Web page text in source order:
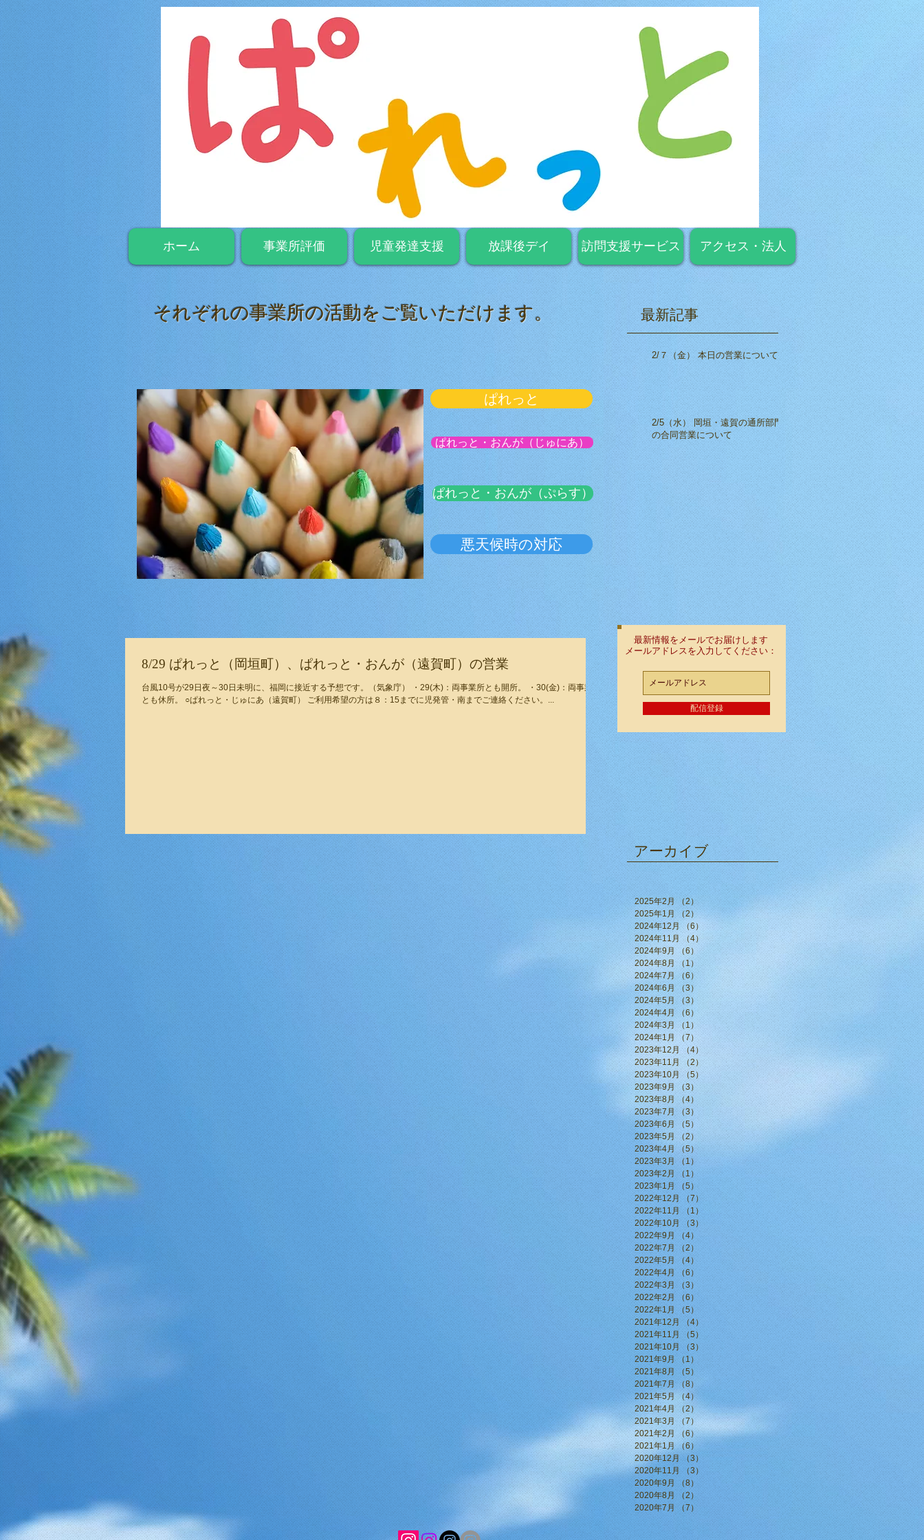
ホーム 事業所評価 児童発達支援 放課後デイ 訪問支援サービス アクセス・法人
​それぞれの事業所の活動をご覧いただけます。 ​最新記事
ぱれっと
ぱれっと・おんが（じゅにあ）
ぱれっと・おんが（ぷらす）
悪天候時の対応
2/７（金） 本日の営業について
2/5（水） 岡垣・遠賀の通所部門
の合同営業について
8/29 ぱれっと（岡垣町）、ぱれっと・おんが（遠賀町）の営業
台風10号が29日夜～30日未明に、福岡に接近する予想です。（気象庁） ・29(木)：両事業所とも開所。 ・30(金)：両事業所
とも休所。 ○ぱれっと・じゅにあ（遠賀町） ご利用希望の方は８：15までに児発管・南までご連絡ください。...
最新情報をメールでお届けします
メールアドレスを入力してください：
配信登録
アーカイブ
2025年2月 （2） 2件の記事
2025年1月 （2）
2件の記事
2024年12月 （6）6件の記事
2024年11月 （4） 4件の記事
2024年9月 （6） 6件の記事
2024年8月
（1） 1件の記事
2024年7月 （6） 6件の記事
2024年6月
（3） 3件の記事
2024年5月
（3） 3件の記事
2024年4月 （6） 6件の記事
2024年3月 （1） 1件の記事
2024年1月 （7） 7件の記事
2023年12月 （4） 4件の記事
2023年11月 （2）2件の記事
2023年10月 （5） 5件の記事
2023年9月
（3） 3件の記事
2023年8月
（4）
4件の記事
2023年7月
（3）
3件の記事
2023年6月 （5） 5件の記事
2023年5月
（2） 2件の記事
2023年4月
（5） 5件の記事
2023年3月 （1） 1件の記事
2023年2月
（1） 1件の記事
2023年1月 （5） 5件の記事
2022年12月 （7） 7件の記事
2022年11月 （1） 1件の記事
2022年10月 （3） 3件の記事
2022年9月
（4）
4件の記事
2022年7月
（2） 2件の記事
2022年5月
（4） 4件の記事
2022年4月
（6）
6件の記事
2022年3月
（3）
3件の記事
2022年2月 （6） 6件の記事
2022年1月 （5） 5件の記事
2021年12月 （4） 4件の記事
2021年11月 （5）
5件の記事
2021年10月 （3） 3件の記事
2021年9月
（1）
1件の記事
2021年8月 （5） 5件の記事
2021年7月
（8） 8件の記事
2021年5月 （4） 4件の記事
2021年4月
（2）
2件の記事
2021年3月
（7） 7件の記事
2021年2月
（6） 6件の記事
2021年1月 （6） 6件の記事
2020年12月 （3） 3件の記事
2020年11月 （3） 3件の記事
2020年9月 （8） 8件の記事
2020年8月
（2） 2件の記事
2020年7月
（7） 7件の記事